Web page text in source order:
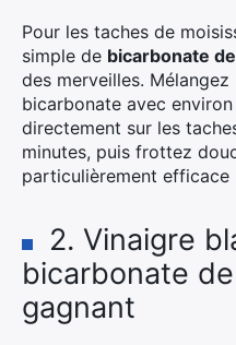
Pour les taches de
simple de bicarbonate
des merveilles.
bicarbonate avec
directement sur les
minutes, puis frottez
particulièrement efficace
2. Vinaigre
bicarbonate
gagnant